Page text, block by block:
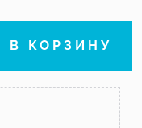
В КОРЗИНУ